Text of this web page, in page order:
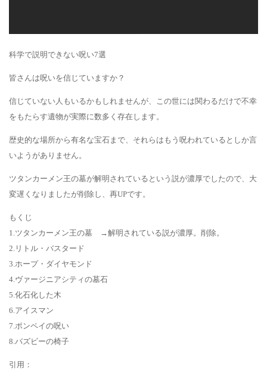
科学で説明できない呪い7選
皆さんは呪いを信じていますか？
信じていない人もいるかもしれませんが、この世には関わるだけで不幸
をもたらす遺物が実際に数多く存在します。
歴史的な場所から有名な宝石まで、それらはもう呪われているとしか言
いようがありません。
ツタンカーメン王の墓が解明されているという説が濃厚でしたので、大
変遅くなりましたが削除し、再UPです。
もくじ
1.ツタンカーメン王の墓 →解明されている説が濃厚。削除。
2.リトル・バスタード
3.ホープ・ダイヤモンド
4.ヴァージニアシティの墓石
5.化石化した木
6.アイスマン
7.ポンペイの呪い
8.バズビーの椅子
引用：